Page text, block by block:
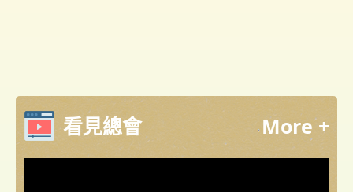
看見總會 More +